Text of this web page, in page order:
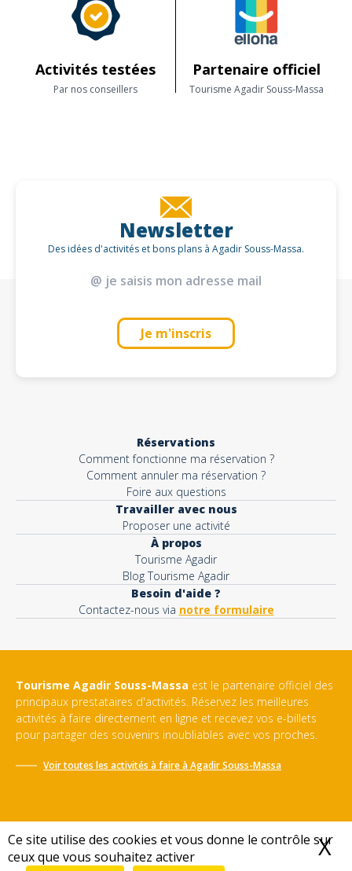
Ce site utilise des cookies et vous donne le contrôle sur
ceux que vous souhaitez activer
X
Activités testées
Par nos conseillers
Partenaire officiel
Tourisme Agadir Souss-Massa
Newsletter
Des idées d'activités et bons plans à Agadir Souss-Massa.
Je m'inscris
Réservations
Comment fonctionne ma réservation ?
Comment annuler ma réservation ?
Foire aux questions
Travailler avec nous
Proposer une activité
À propos
Tourisme Agadir
Blog Tourisme Agadir
Besoin d'aide ?
Contactez-nous via notre formulaire
Tourisme Agadir Souss-Massa est le partenaire officiel des
principaux prestataires d'activités. Réservez les meilleures
activités à faire directement en ligne et recevez vos e-billets
pour partager des souvenirs inoubliables avec vos proches.
Voir toutes les activités à faire àAgadir Souss-Massa
Conditions générales de vente-Politique de confidentialité-